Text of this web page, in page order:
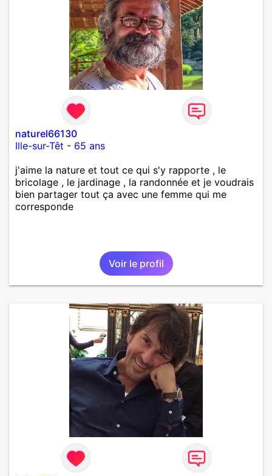
naturel66130
Ille-sur-Têt - 65 ans
j'aime la nature et tout ce qui s'y rapporte , le
bricolage , le jardinage , la randonnée et je voudrais
bien partager tout ça avec une femme qui me
corresponde
Voir le profil